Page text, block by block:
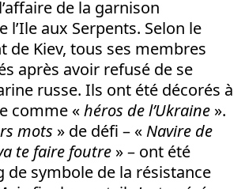
de la garnison
l’Ile aux Serpents. Selon le
de Kiev, tous ses membres
après avoir refusé de se
russe. Ils ont été décorés à
comme «héros de l’Ukraine ».
mots » de défi – «Navire de
te faire foutre » – ont été
de symbole de la résistance